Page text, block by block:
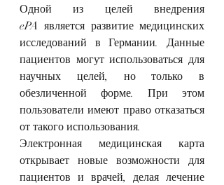
Одной из целей внедрения
ePA является развитие медицинских
исследований в Германии. Данные
пациентов могут использоваться для
научных целей, но только в
обезличенной форме. При этом
пользователи имеют право отказаться
от такого использования.
Электронная медицинская карта
открывает новые возможности для
пациентов и врачей, делая лечение